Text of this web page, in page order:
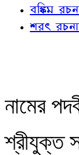
বঙ্কিম
শরৎ
নামের
শ্রীযুক্ত